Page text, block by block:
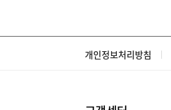
개인정보처리방침